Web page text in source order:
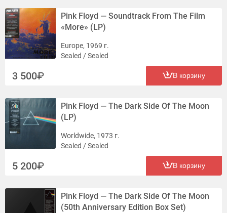
Pink Floyd — Soundtrack From The Film
«More» (LP)
Europe, 1969 г.
Sealed / Sealed
3 500 В корзину
Pink Floyd — The Dark Side Of The Moon
(LP)
Worldwide, 1973 г.
Sealed / Sealed
5 200 В корзину
Pink Floyd — The Dark Side Of The Moon
(50th Anniversary Edition Box Set)